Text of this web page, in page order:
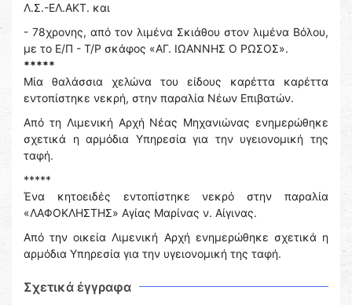
Λ.Σ.-ΕΛ.ΑΚΤ. και
- 78χρονης, από τον λιμένα Σκιάθου στον λιμένα Βόλου,
με το Ε/Π - Τ/Ρ σκάφος «ΑΓ. ΙΩΑΝΝΗΣ Ο ΡΩΣΟΣ».
*****
Μία θαλάσσια χελώνα του είδους καρέττα καρέττα
εντοπίστηκε νεκρή, στην παραλία Νέων Επιβατών.
Από τη Λιμενική Αρχή Νέας Μηχανιώνας ενημερώθηκε
σχετικά η αρμόδια Υπηρεσία για την υγειονομική της
ταφή.
*****
Ένα κητοειδές εντοπίστηκε νεκρό στην παραλία
«ΛΑΦΟΚΛΗΣΤΗΣ» Αγίας Μαρίνας ν. Αίγινας.
Από την οικεία Λιμενική Αρχή ενημερώθηκε σχετικά η
αρμόδια Υπηρεσία για την υγειονομική της ταφή.
Σχετικά έγγραφα